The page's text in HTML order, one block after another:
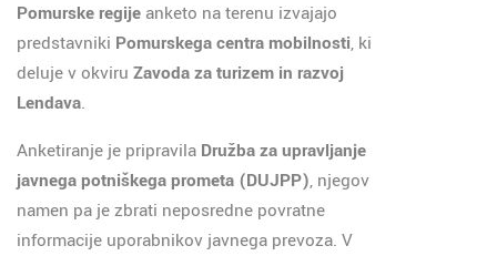
Pomurske regije anketo na terenu izvajajo
predstavniki Pomurskega centra mobilnosti, ki
deluje v okviru Zavoda za turizem in razvoj
Lendava.
Anketiranje je pripravila Družba za upravljanje
javnega potniškega prometa (DUJPP), njegov
namen pa je zbrati neposredne povratne
informacije uporabnikov javnega prevoza. V